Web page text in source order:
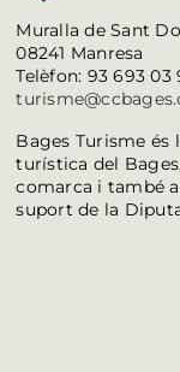
Muralla de Sant
08241 Manresa
Telèfon: 93 693 03
Bages Turisme és
turística del
comarca i també
suport de la